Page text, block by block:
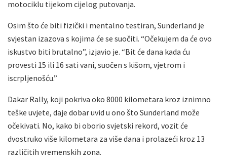
motociklu tijekom cijelog putovanja.
Osim što će biti fizički i mentalno testiran, Sunderland je
svjestan izazova s kojima će se suočiti. “Očekujem da će ovo
iskustvo biti brutalno”, izjavio je. “Bit će dana kada ću
provesti 15 ili 16 sati vani, suočen s kišom, vjetrom i
iscrpljenošću.”
Dakar Rally, koji pokriva oko 8000 kilometara kroz iznimno
teške uvjete, daje dobar uvid u ono što Sunderland može
očekivati. No, kako bi oborio svjetski rekord, vozit će
dvostruko više kilometara za više dana i prolazeći kroz 13
različitih vremenskih zona.